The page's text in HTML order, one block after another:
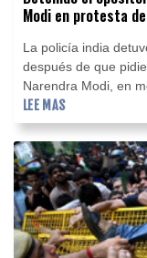
Modi en protesta
La policía india
después de que
Narendra Modi, en
Nueva Delhi que
LEE MAS